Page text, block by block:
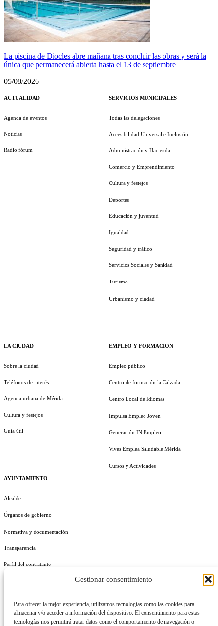
Gestionar consentimiento
Para ofrecer la mejor experiencia, utilizamos tecnologías como las cookies para
almacenar y/o acceder a información del dispositivo. El consentimiento para estas
tecnologías nos permitirá tratar datos como el comportamiento de navegación o
La piscina de Diocles abre mañana tras concluir las obras y será la
única que permanecerá abierta hasta el 13 de septiembre
05/08/2026
ACTUALIDAD
Agenda de eventos
Noticias
Radio fórum
LA CIUDAD
Sobre la ciudad
Teléfonos de interés
Agenda urbana de Mérida
Cultura y festejos
Guía útil
AYUNTAMIENTO
Alcalde
Órganos de gobierno
Normativa y documentación
Transparencia
Perfil del contratante
SERVICIOS MUNICIPALES
Todas las delegaciones
Accesibilidad Universal e Inclusión
Administración y Hacienda
Comercio y Emprendimiento
Cultura y festejos
Deportes
Educación y juventud
Igualdad
Seguridad y tráfico
Servicios Sociales y Sanidad
Turismo
Urbanismo y ciudad
EMPLEO Y FORMACIÓN
Empleo público
Centro de formación la Calzada
Centro Local de Idiomas
Impulsa Empleo Joven
Generación IN Empleo
Vives Emplea Saludable Mérida
Cursos y Actividades